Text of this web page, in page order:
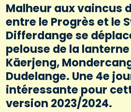
Malheur aux vaincus
entre le Progrès et le
Differdange se
pelouse de la
Käerjeng,
Dudelange. Une 4e
intéressante pour
version 2023/2024.